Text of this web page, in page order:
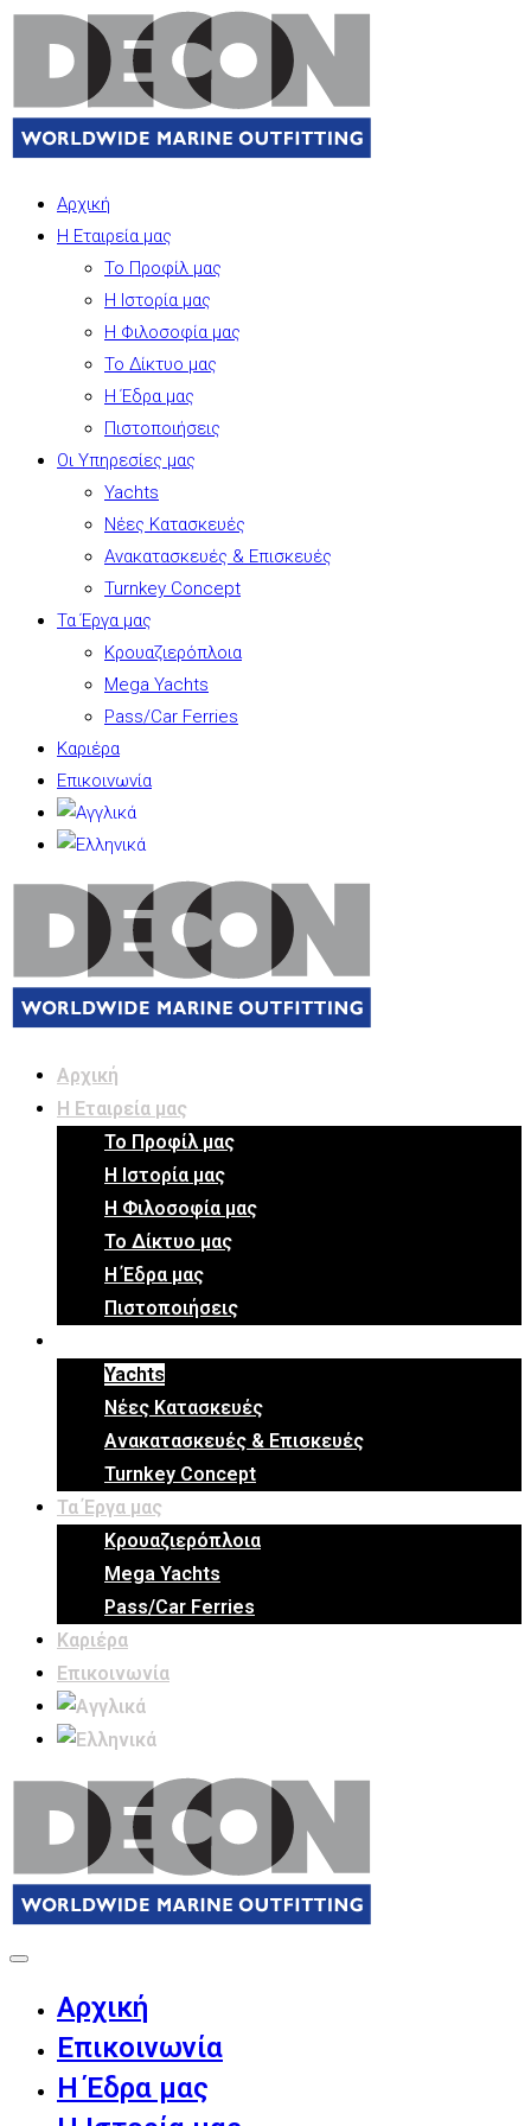
Αρχική
Η Εταιρεία μας
Το Προφίλ μας
Η Ιστορία μας
Η Φιλοσοφία μας
Το Δίκτυο μας
Η Έδρα μας
Πιστοποιήσεις
Οι Υπηρεσίες μας
Yachts
Νέες Κατασκευές
Ανακατασκευές & Επισκευές
Turnkey Concept
Τα Έργα μας
Κρουαζιερόπλοια
Mega Yachts
Pass/Car Ferries
Καριέρα
Επικοινωνία
Αρχική
Η Εταιρεία μας
Το Προφίλ μας
Η Ιστορία μας
Η Φιλοσοφία μας
Το Δίκτυο μας
Η Έδρα μας
Πιστοποιήσεις
Yachts
Νέες Κατασκευές
Ανακατασκευές & Επισκευές
Turnkey Concept
Τα Έργα μας
Κρουαζιερόπλοια
Mega Yachts
Pass/Car Ferries
Καριέρα
Επικοινωνία
Αρχική
Επικοινωνία
Η Έδρα μας